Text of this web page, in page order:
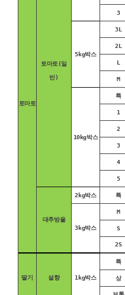
토마토
토마토(일
반)
3
5kg박스
3L
2L
L
M
10kg박스
특
1
2
3
4
5
대추방울
2kg박스 특
3kg박스
M
S
2S
딸기 설향 1kg박스
특
상